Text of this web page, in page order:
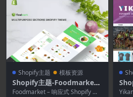
Shopify主题 模板资源
Shopify主题-Foodmarket–
响应式Shopify主题
Foodmarket – 响应式 Shopify 主
运